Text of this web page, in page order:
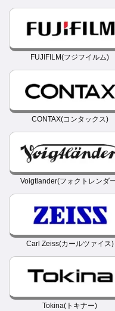
FUJIFILM(フジフイルム)
CONTAX(コンタックス)
Voigtlander(フォクトレンダ
Carl Zeiss(カールツァイス)
Tokina(トキナー)